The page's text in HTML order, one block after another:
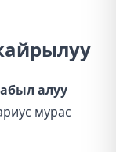
алуу
мурас